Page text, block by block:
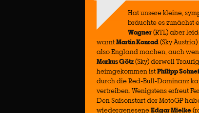
Hat unsere kleine,
bräuchte es zunächst
Wagner(RTL) aber
warntMartin Konrad(Sky
also England machen, auch
Markus Götz(Sky) derweil
heimgekommen istPhilipp
durch die Red-Bull-Dominanz
vertreiben. Wenigstens erfreut
Den Saisonstart der MotoGP
wiedergeneseneEdgar Mielke